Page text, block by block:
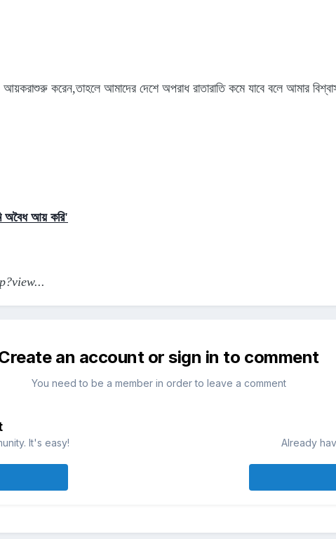
আয়করাশুরু করেন,তাহলে আমাদের দেশে অপরাধ রাতারাতি কমে যাবে বলে আমার
অবৈধ আয় করি'
an account or sign in to comment
You need to be a member in order to leave a comment
It's easy! Already